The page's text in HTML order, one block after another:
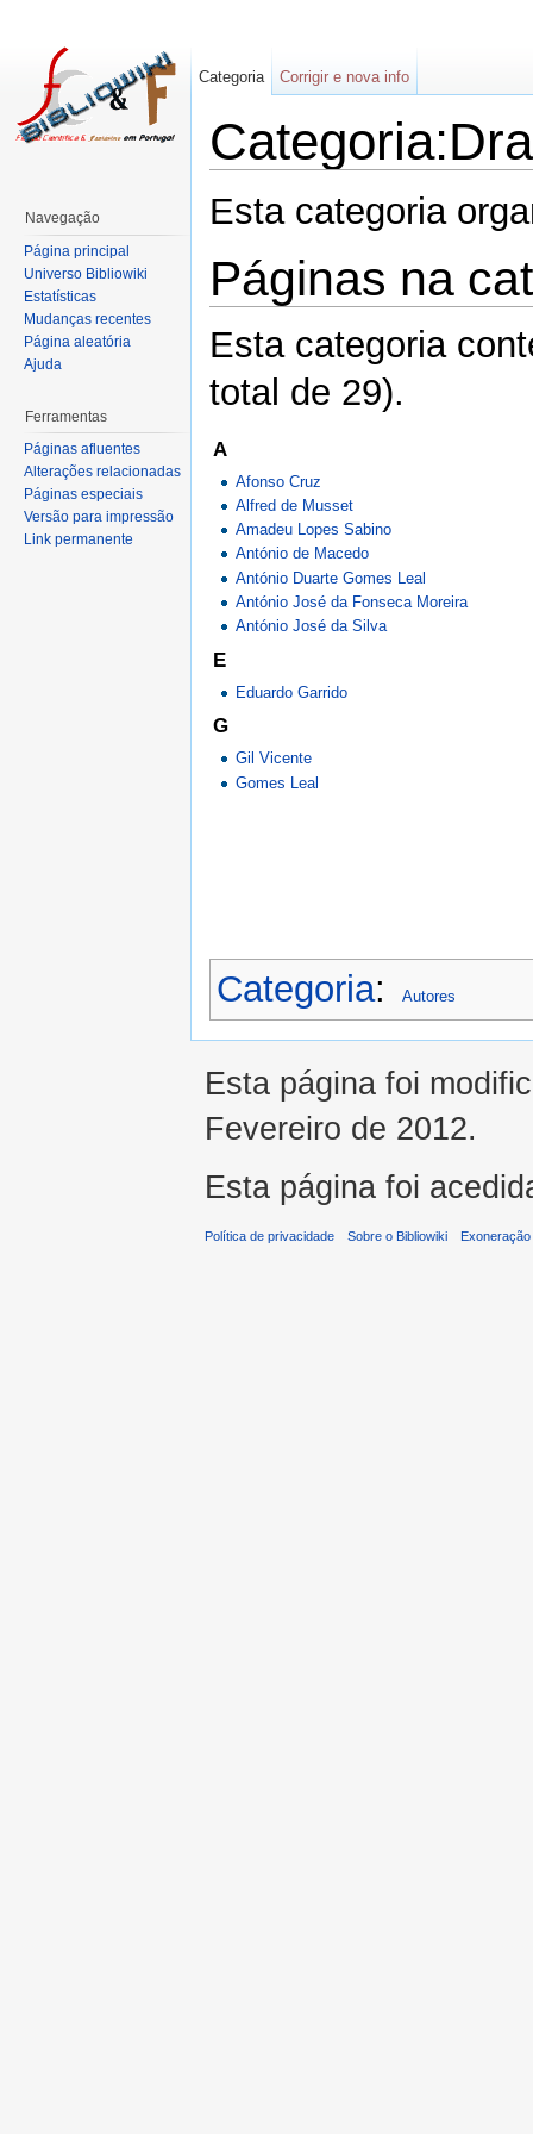
Esta categoria
Páginas na
Esta categoria
total de 29).
A
Afonso Cruz
Alfred de Musset
Amadeu Lopes Sabino
António de Macedo
António Duarte Gomes Leal
António José da Fonseca Moreira
António José da Silva
E
Eduardo Garrido
G
Gil Vicente
Gomes Leal
Categoria: Autores
Categoria Corrigir e nova info
Navegação
Página principal
Universo Bibliowiki
Estatísticas
Mudanças recentes
Página aleatória
Ajuda
Ferramentas
Páginas afluentes
Alterações relacionadas
Páginas especiais
Versão para impressão
Link permanente
Esta página foi
Fevereiro de 2012.
Esta página foi
Política de privacidade Sobre o Bibliowiki